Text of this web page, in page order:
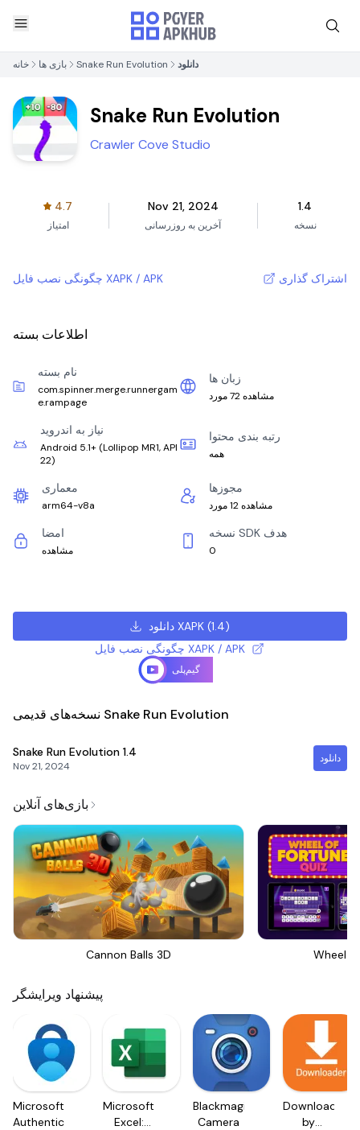
خانه بازی ها Snake Run Evolution دانلود
Snake Run Evolution
Crawler Cove Studio
4.7
امتیاز
Nov 21, 2024
آخرین به روزرسانی
1.4
نسخه
چگونگی نصب فایل XAPK / APK اشتراک گذاری
اطلاعات بسته
نام بسته
com.spinner.merge.runnergam
e.rampage
زبان ها
مشاهده 72 مورد
نیاز به اندروید
Android 5.1+ (Lollipop MR1, API
22)
رتبه بندی محتوا
همه
معماری
arm64-v8a
مجوزها
مشاهده 12 مورد
امضا
مشاهده
نسخه SDK هدف
0
دانلود XAPK (1.4)
چگونگی نصب فایل XAPK / APK
گیم‌پلی
نسخه‌های قدیمی Snake Run Evolution
Snake Run Evolution 1.4
Nov 21, 2024
دانلود
بازی‌های آنلاین
Cannon Balls 3D Wheel
پیشنهاد ویرایشگر
Microsoft
Authenticator
Microsoft
Excel:
Blackmagic
Camera
Downloader
by